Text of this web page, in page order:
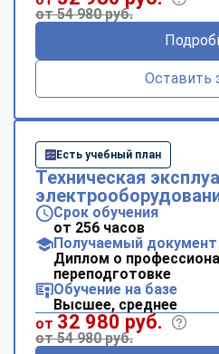
от 54 980 руб.
Оставить
Есть учебный план
Техническая
Срок обучения
от 256 часов
Получаемый документ
Диплом о
переподготовке
Обучение на базе
Высшее, среднее
от 32 980 руб.
от 54 980 руб.